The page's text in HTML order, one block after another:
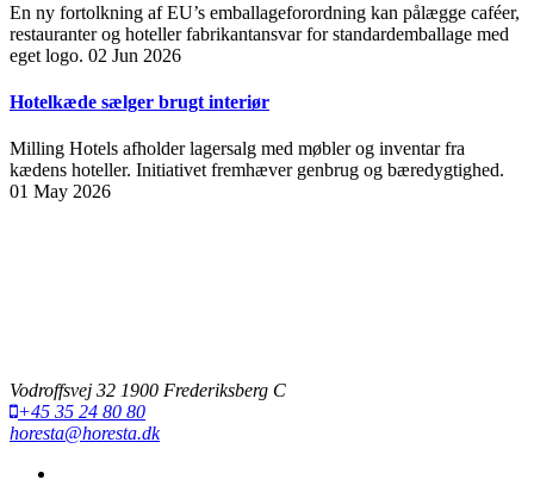
En ny fortolkning af EU’s emballageforordning kan pålægge caféer,
restauranter og hoteller fabrikantansvar for standardemballage med
eget logo. 02 Jun 2026
Hotelkæde sælger brugt interiør
Milling Hotels afholder lagersalg med møbler og inventar fra
kædens hoteller. Initiativet fremhæver genbrug og bæredygtighed.
01 May 2026
Vodroffsvej 32 1900 Frederiksberg C
+45 35 24 80 80
horesta@horesta.dk